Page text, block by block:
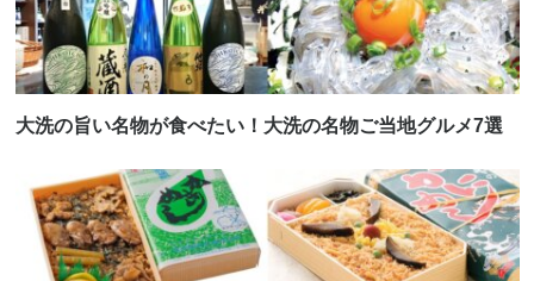
大洗の旨い名物が食べたい！大洗の名物ご当地グルメ7選